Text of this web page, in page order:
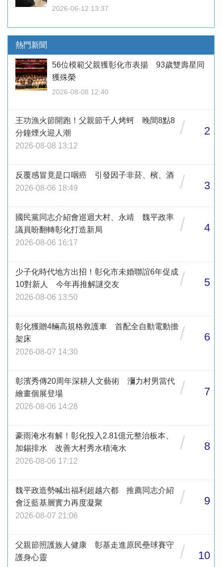
2026-06-12 13:37
熱門新聞
56位模範父親獲彰化市表揚 93歲雙壽星同
獲殊榮
2026-08-08 12:40
王功漁火節開跑！父親節千人烤蚵 晚間8點8
分鐘煙火迎人潮
2026-08-08 13:12
/ 2
反覆感冒竟是口咽癌 引發因子非菸、檳、酒
2026-08-06 18:49
/ 3
國民黨同志介紹會巡迴大村、永靖 魏平政率
議員盼翻轉彰化打造新局
2026-08-06 16:17
/ 4
少子化時代地方出招！彰化市未婚聯誼6年促成
10對新人 今年再推解謎交友
2026-08-06 13:50
/ 5
彰化獲贈4輛高規格救護車 首配全自動電動擔
架床
2026-08-07 14:30
/ 6
彰濱秀傳20周年深耕人文藝術 瀰力村男當代
繪畫個展登場
2026-08-06 14:28
/ 7
豪雨淹水有解！彰化投入2.81億元整治板本、
加錫排水 改善大村秀水積淹水
2026-08-06 17:12
/ 8
魏平政造勢喊出福利超越六都 推薦同志介紹
會泛藍基層實力再度凝聚
2026-08-07 21:06
/ 9
父親節照護族人健康 彰基走進原民壘球賽守
護身心靈
/ 10